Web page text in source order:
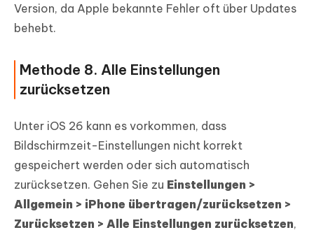
Version, da Apple bekannte Fehler oft über Updates
behebt.
Methode 8. Alle Einstellungen
zurücksetzen
Unter iOS 26 kann es vorkommen, dass
Bildschirmzeit-Einstellungen nicht korrekt
gespeichert werden oder sich automatisch
zurücksetzen. Gehen Sie zu Einstellungen >
Allgemein > iPhone übertragen/zurücksetzen >
Zurücksetzen > Alle Einstellungen zurücksetzen,